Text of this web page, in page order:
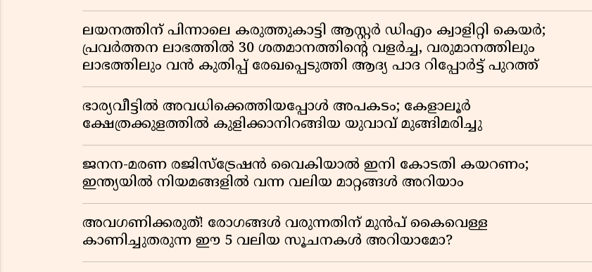
ലയനത്തിന് പിന്നാലെ കരുത്തുകാട്ടി ആസ്റ്റർ ഡിഎം ക്വാളിറ്റി കെയർ;
പ്രവർത്തന ലാഭത്തിൽ 30 ശതമാനത്തിൻ്റെ വളർച്ച, വരുമാനത്തിലും
ലാഭത്തിലും വൻ കുതിപ്പ് രേഖപ്പെടുത്തി ആദ്യ പാദ റിപ്പോർട്ട് പുറത്ത്
ഭാര്യവീട്ടിൽ അവധിക്കെത്തിയപ്പോൾ അപകടം; കേളാലൂർ
ക്ഷേത്രക്കുളത്തിൽ കുളിക്കാനിറങ്ങിയ യുവാവ് മുങ്ങിമരിച്ചു
ജനന-മരണ രജിസ്ട്രേഷൻ വൈകിയാൽ ഇനി കോടതി കയറണം;
ഇന്ത്യയിൽ നിയമങ്ങളിൽ വന്ന വലിയ മാറ്റങ്ങൾ അറിയാം
അവഗണിക്കരുത്! രോഗങ്ങൾ വരുന്നതിന് മുൻപ് കൈവെള്ള
കാണിച്ചുതരുന്ന ഈ 5 വലിയ സൂചനകൾ അറിയാമോ?